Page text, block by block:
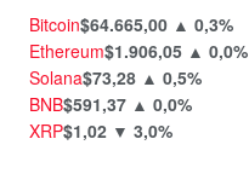
Bitcoin$64.665,00 ▲ 0,3%
Ethereum$1.906,05 ▲ 0,0%
Solana$73,28 ▲ 0,5%
BNB$591,37 ▲ 0,0%
XRP$1,02 ▼ 3,0%